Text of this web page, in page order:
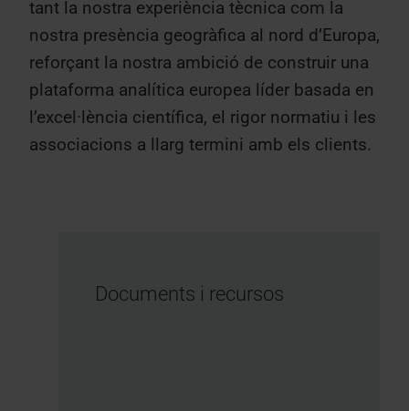
tant la nostra experiència tècnica com la
nostra presència geogràfica al nord d’Europa,
reforçant la nostra ambició de construir una
plataforma analítica europea líder basada en
l’excel·lència científica, el rigor normatiu i les
associacions a llarg termini amb els clients.
Documents i recursos